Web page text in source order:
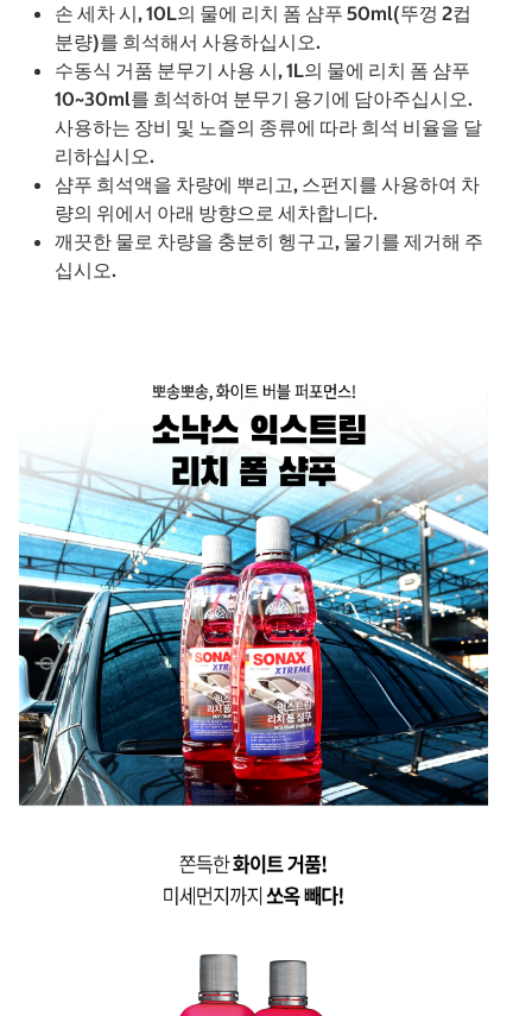
손 세차 시, 10L의 물에 리치 폼 샴푸 50ml(뚜껑 2컵
분량)를 희석해서 사용하십시오.
수동식 거품 분무기 사용 시, 1L의 물에 리치 폼 샴푸
10~30ml를 희석하여 분무기 용기에 담아주십시오.
사용하는 장비 및 노즐의 종류에 따라 희석 비율을 달
리하십시오.
샴푸 희석액을 차량에 뿌리고, 스펀지를 사용하여 차
량의 위에서 아래 방향으로 세차합니다.
깨끗한 물로 차량을 충분히 헹구고, 물기를 제거해 주
십시오.